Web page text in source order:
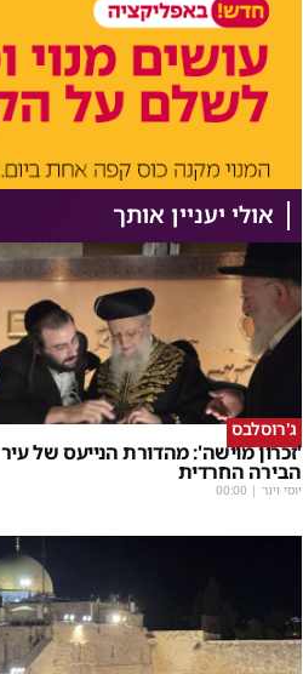
אולי יעניין אותך
ג'רוסלבס
'זכרון מוישה': מהדורת הנייעס של עיר
הבירה החרדית
יוסי וינר |
00:00